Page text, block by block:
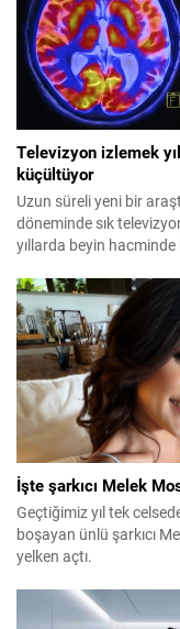
Televizyon izlemek
küçültüyor
Uzun süreli yeni bir
döneminde sık
yıllarda beyin
İşte şarkıcı Melek
Geçtiğimiz yıl tek
boşayan ünlü şarkıcı
yelken açtı.